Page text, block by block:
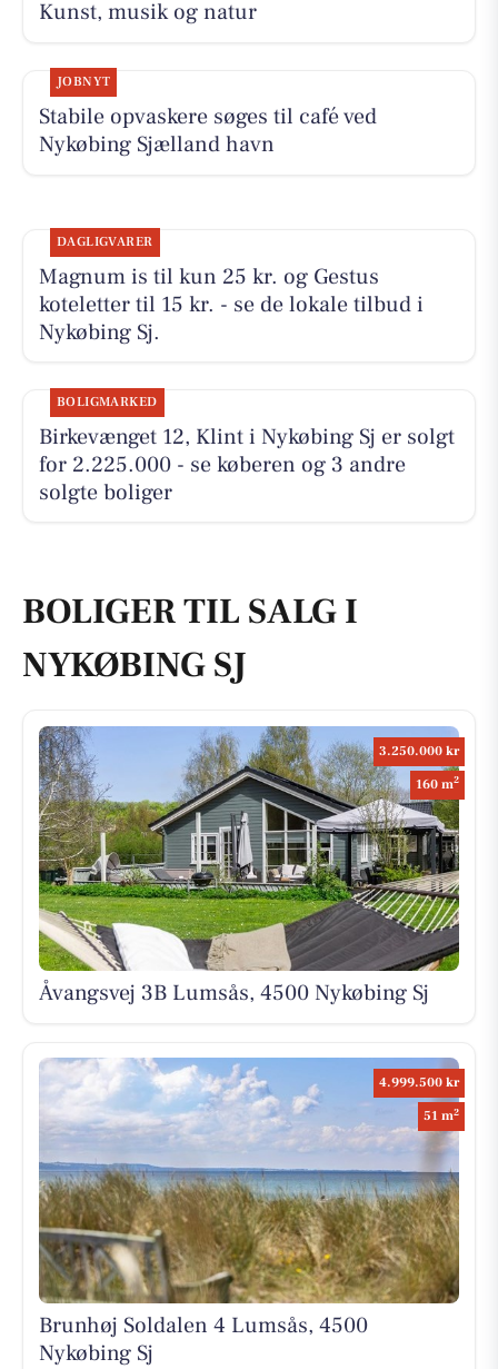
Kunst, musik og natur
JOBNYT
Stabile opvaskere søges til café ved
Nykøbing Sjælland havn
DAGLIGVARER
Magnum is til kun 25 kr. og Gestus
koteletter til 15 kr. - se de lokale tilbud i
Nykøbing Sj.
BOLIGMARKED
Birkevænget 12, Klint i Nykøbing Sj er solgt
for 2.225.000 - se køberen og 3 andre
solgte boliger
BOLIGER TIL SALG I
NYKØBING SJ
3.250.000 kr
160 m2
Åvangsvej 3B Lumsås, 4500 Nykøbing Sj
4.999.500 kr
51 m2
Brunhøj Soldalen 4 Lumsås, 4500
Nykøbing Sj